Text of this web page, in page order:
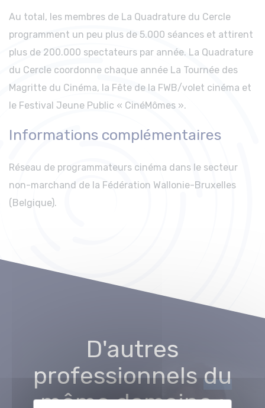
Au total, les membres de La Quadrature du Cercle
programment un peu plus de 5.000 séances et attirent
plus de 200.000 spectateurs par année. La Quadrature
du Cercle coordonne chaque année La Tournée des
Magritte du Cinéma, la Fête de la FWB/volet cinéma et
le Festival Jeune Public « CinéMômes ».
Informations complémentaires
Réseau de programmateurs cinéma dans le secteur
non-marchand de la Fédération Wallonie-Bruxelles
(Belgique).
D'autres
professionnels du